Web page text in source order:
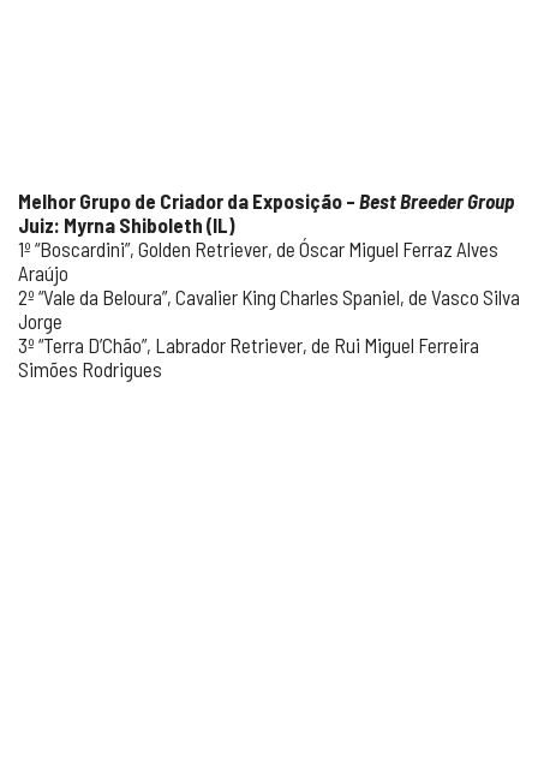
Melhor Grupo de Criador da Exposição – Best Breeder Group
Juiz: Myrna Shiboleth (IL)
1º “Boscardini”, Golden Retriever, de Óscar Miguel Ferraz Alves
Araújo
2º “Vale da Beloura”, Cavalier King Charles Spaniel, de Vasco Silva
Jorge
3º “Terra D’Chão”, Labrador Retriever, de Rui Miguel Ferreira
Simões Rodrigues